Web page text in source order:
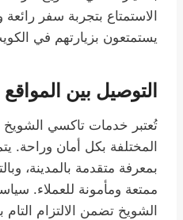
الاستمتاع بتجربة سفر
يستمتعون بزيارتهم في
التوصيل بين
تُعتبر خدمات تاكسي الشويخ
المختلفة بكل أمان وراحة.
بمعرفة متقدمة بالمدينة،
ممتعة ومأمونة للعملاء.
الشويخ تضمن الالتزام